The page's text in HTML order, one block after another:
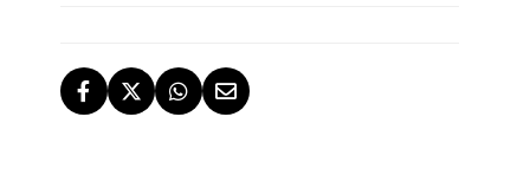
TESLİMAT
İstanbul, İzmir ve Bodrum (Muğla)
ÜCRETSİZ İADE HAKKI